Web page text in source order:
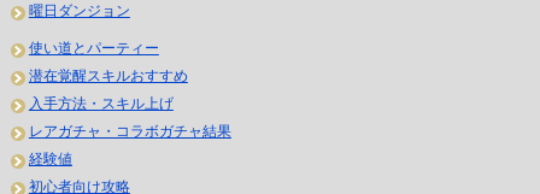
曜日ダンジョン
使い道とパーティー
潜在覚醒スキルおすすめ
入手方法・スキル上げ
レアガチャ・コラボガチャ結果
経験値
初心者向け攻略